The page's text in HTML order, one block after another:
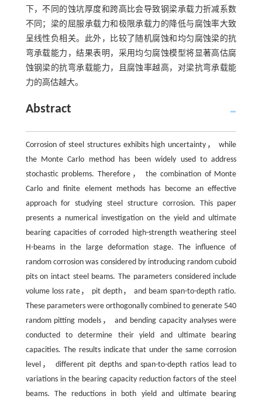
下，不同的蚀坑厚度和跨高比会导致钢梁承载力折减系数
不同；梁的屈服承载力和极限承载力的降低与腐蚀率大致
呈线性负相关。此外，比较了随机腐蚀和均匀腐蚀梁的抗
弯承载能力，结果表明，采用均匀腐蚀模型将显著高估腐
蚀钢梁的抗弯承载能力，且腐蚀率越高，对梁抗弯承载能
力的高估越大。
Abstract
Corrosion of steel structures exhibits high uncertainty， while
the Monte Carlo method has been widely used to address
stochastic problems. Therefore， the combination of Monte
Carlo and finite element methods has become an effective
approach for studying steel structure corrosion. This paper
presents a numerical investigation on the yield and ultimate
bearing capacities of corroded high-strength weathering steel
H-beams in the large deformation stage. The influence of
random corrosion was considered by introducing random cuboid
pits on intact steel beams. The parameters considered include
volume loss rate， pit depth， and beam span-to-depth ratio.
These parameters were orthogonally combined to generate 540
random pitting models， and bending capacity analyses were
conducted to determine their yield and ultimate bearing
capacities. The results indicate that under the same corrosion
level， different pit depths and span-to-depth ratios lead to
variations in the bearing capacity reduction factors of the steel
beams. The reductions in both yield and ultimate bearing